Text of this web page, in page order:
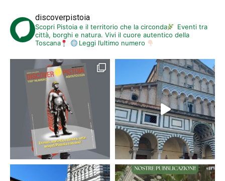
discoverpistoia
Scopri Pistoia e il territorio che la circonda
Eventi tra
città, borghi e natura. Vivi il cuore autentico della
Toscana
Leggi l’ultimo numero